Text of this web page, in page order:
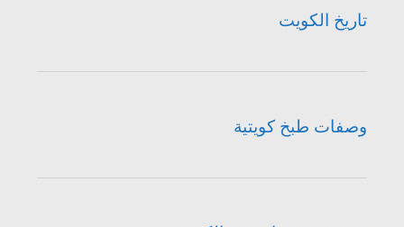
تاريخ الكويت
وصفات طبخ كويتية